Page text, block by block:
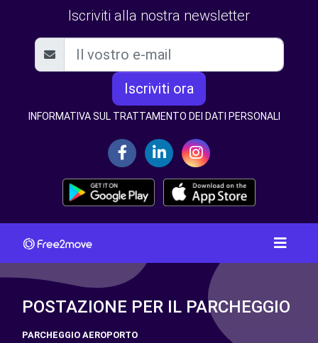
Iscriviti alla nostra newsletter
Iscriviti ora
INFORMATIVA SUL TRATTAMENTO DEI DATI PERSONALI
POSTAZIONE PER IL PARCHEGGIO
PARCHEGGIO AEROPORTO